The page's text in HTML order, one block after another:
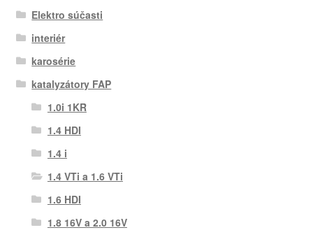
Elektro súčasti
interiér
karosérie
katalyzátory FAP
1.0i 1KR
1.4 HDI
1.4 i
1.4 VTi a 1.6 VTi
1.6 HDI
1.8 16V a 2.0 16V